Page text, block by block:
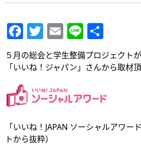
Facebook
Twitter
Email
Line
有
５月の総会と学生整備プロジェクト
「いいね！ジャパン」さんから取材
「いいね！JAPAN ソーシャルアワ
トから抜粋）